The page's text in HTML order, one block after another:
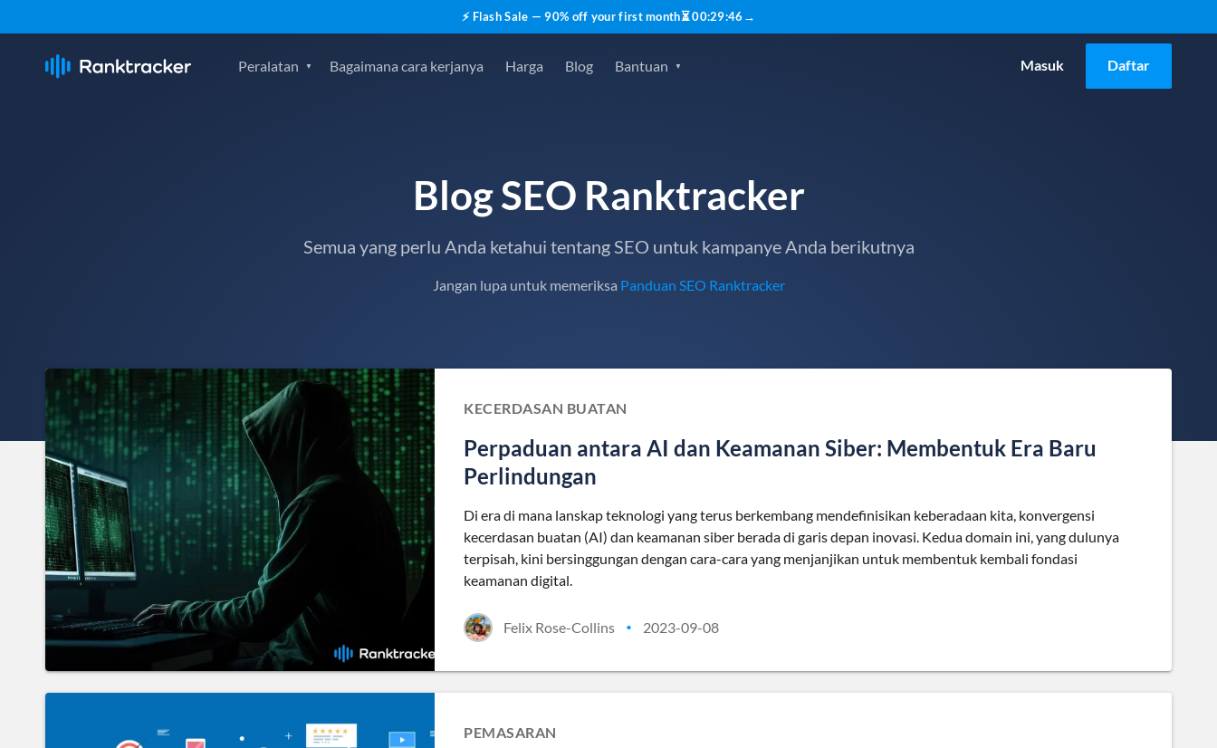
⚡ Flash Sale — 90% off your first month⏳00:29:45 →
Peralatan Bagaimana cara kerjanya Harga Blog Bantuan Masuk Daftar
Blog SEO Ranktracker
Semua yang perlu Anda ketahui tentang SEO untuk kampanye Anda berikutnya
Jangan lupa untuk memeriksa Panduan SEO Ranktracker
KECERDASAN BUATAN
Perpaduan antara AI dan Keamanan Siber: Membentuk Era Baru
Perlindungan
Di era di mana lanskap teknologi yang terus berkembang mendefinisikan keberadaan kita, konvergensi
kecerdasan buatan (AI) dan keamanan siber berada di garis depan inovasi. Kedua domain ini, yang dulunya
terpisah, kini bersinggungan dengan cara-cara yang menjanjikan untuk membentuk kembali fondasi
keamanan digital.
Felix Rose-Collins • 2023-09-08
PEMASARAN